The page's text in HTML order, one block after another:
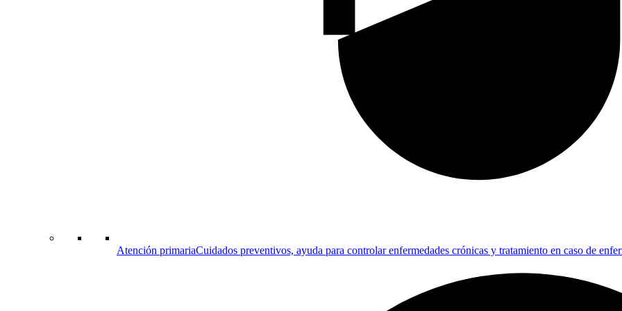
Atención primariaCuidados preventivos, ayuda para controlar enfermedades crónicas y tratamiento en caso de